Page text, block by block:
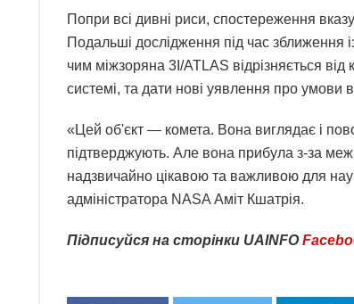
Попри всі дивні риси, спостереження
Подальші дослідження під час зближення
чим міжзоряна 3I/ATLAS відрізняється
системі, та дати нові уявлення про умови
«Цей об'єкт — комета. Вона виглядає і
підтверджують. Але вона прибула з-за меж
надзвичайно цікавою та важливою для
адміністратора NASA Аміт Кшатрія.
Підписуйся на сторінки UAINFO